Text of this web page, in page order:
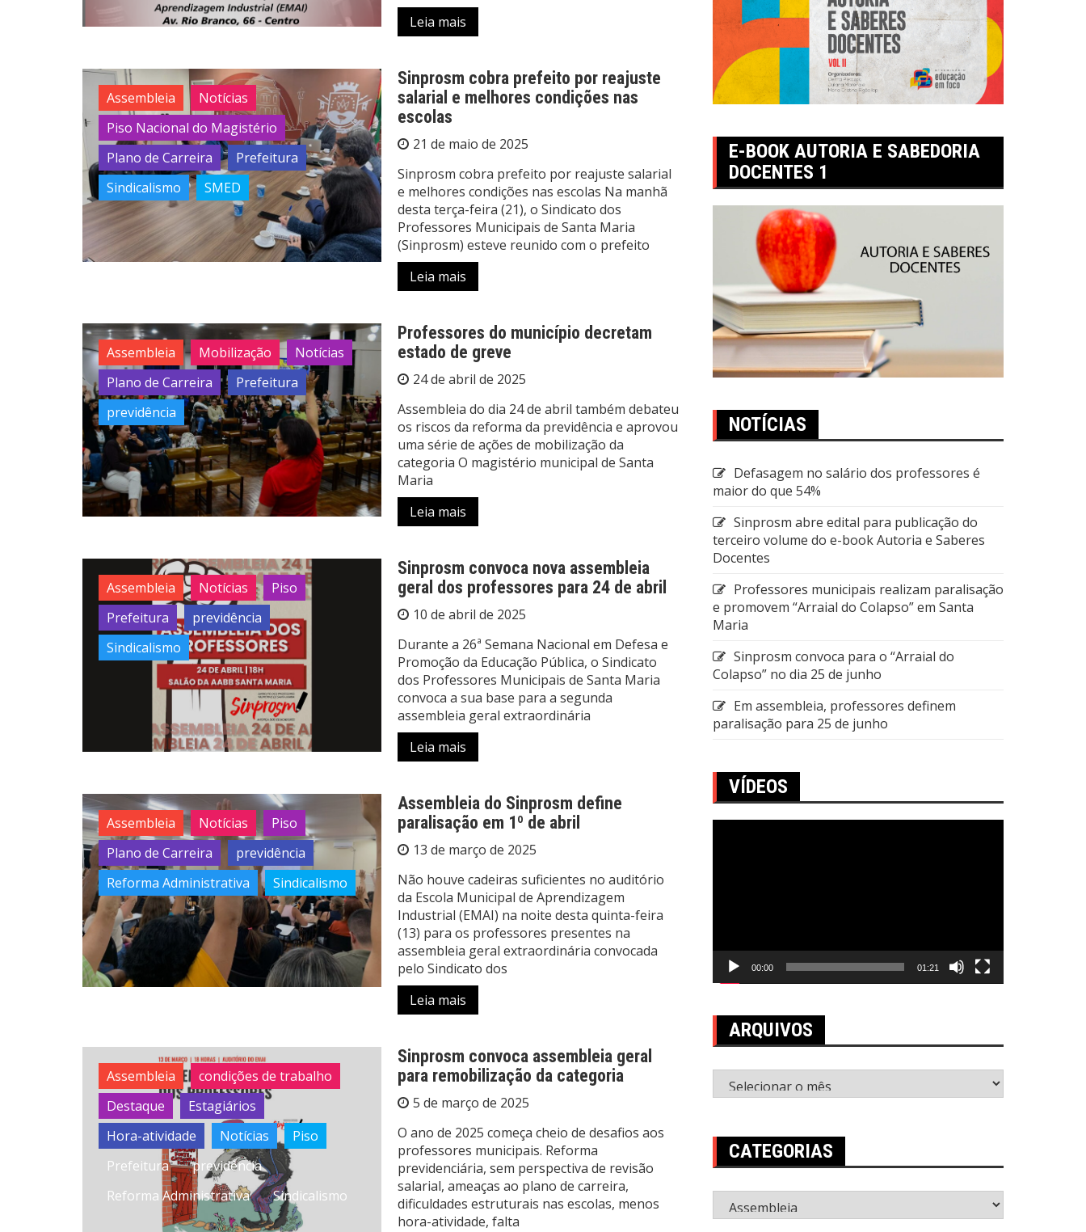
Leia mais
Assembleia
Notícias
Piso Nacional do Magistério
Plano de Carreira
Prefeitura
Sindicalismo
SMED
Sinprosm cobra prefeito por reajuste
salarial e melhores condições nas
escolas
21 de maio de 2025
Sinprosm cobra prefeito por reajuste salarial
e melhores condições nas escolas Na manhã
desta terça-feira (21), o Sindicato dos
Professores Municipais de Santa Maria
(Sinprosm) esteve reunido com o prefeito
Leia mais
Assembleia Mobilização
Notícias
Plano de Carreira
Prefeitura
previdência
Professores do município decretam
estado de greve
24 de abril de 2025
Assembleia do dia 24 de abril também debateu
os riscos da reforma da previdência e aprovou
uma série de ações de mobilização da
categoria O magistério municipal de Santa
Maria
Leia mais
Assembleia Notícias
Piso
Prefeitura
previdência
Sindicalismo
Sinprosm convoca nova assembleia
geral dos professores para 24 de abril
10 de abril de 2025
Durante a 26ª Semana Nacional em Defesa e
Promoção da Educação Pública, o Sindicato
dos Professores Municipais de Santa Maria
convoca a sua base para a segunda
assembleia geral extraordinária
Leia mais
Assembleia Notícias
Piso
Plano de Carreira
previdência
Reforma Administrativa
Sindicalismo
Assembleia do Sinprosm define
paralisação em 1º de abril
13 de março de 2025
Não houve cadeiras suficientes no auditório
da Escola Municipal de Aprendizagem
Industrial (EMAI) na noite desta quinta-feira
(13) para os professores presentes na
assembleia geral extraordinária convocada
pelo Sindicato dos
Leia mais
Assembleia
condições de trabalho
Destaque
Estagiários
Hora-atividade
Notícias
Piso
Prefeitura
previdência
Reforma Administrativa
Sindicalismo
Sinprosm convoca assembleia geral
para remobilização da categoria
5 de março de 2025
O ano de 2025 começa cheio de desafios aos
professores municipais. Reforma
previdenciária, sem perspectiva de revisão
salarial, ameaças ao plano de carreira,
dificuldades estruturais nas escolas, menos
hora-atividade, falta
E-BOOK AUTORIA E SABEDORIA
DOCENTES 1
NOTÍCIAS
Defasagem no salário dos professores é
maior do que 54%
Sinprosm abre edital para publicação do
terceiro volume do e-book Autoria e Saberes
Docentes
Professores municipais realizam paralisação
e promovem “Arraial do Colapso” em Santa
Maria
Sinprosm convoca para o “Arraial do
Colapso” no dia 25 de junho
Em assembleia, professores definem
paralisação para 25 de junho
VÍDEOS
00:00 01:21
ARQUIVOS
Arquivos
CATEGORIAS
Categorias